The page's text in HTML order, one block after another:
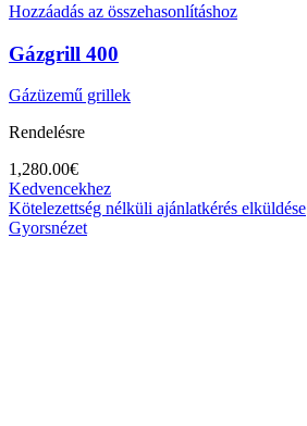
Hozzáadás az összehasonlításhoz
Gázgrill 400
Gázüzemű grillek
Rendelésre
1,280.00€
Kedvencekhez
Kötelezettség nélküli ajánlatkérés elküldése
Gyorsnézet